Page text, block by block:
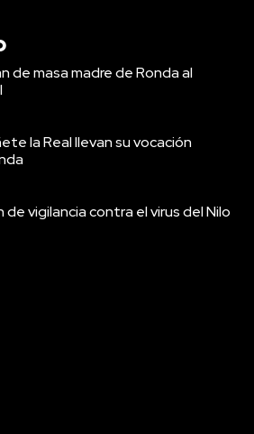
de masa madre de Ronda al
la Real llevan su vocación
de vigilancia contra el virus del Nilo